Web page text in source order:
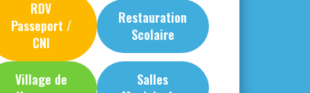
RDV
Passeport /
CNI
Restauration
Scolaire
Village de
Salles